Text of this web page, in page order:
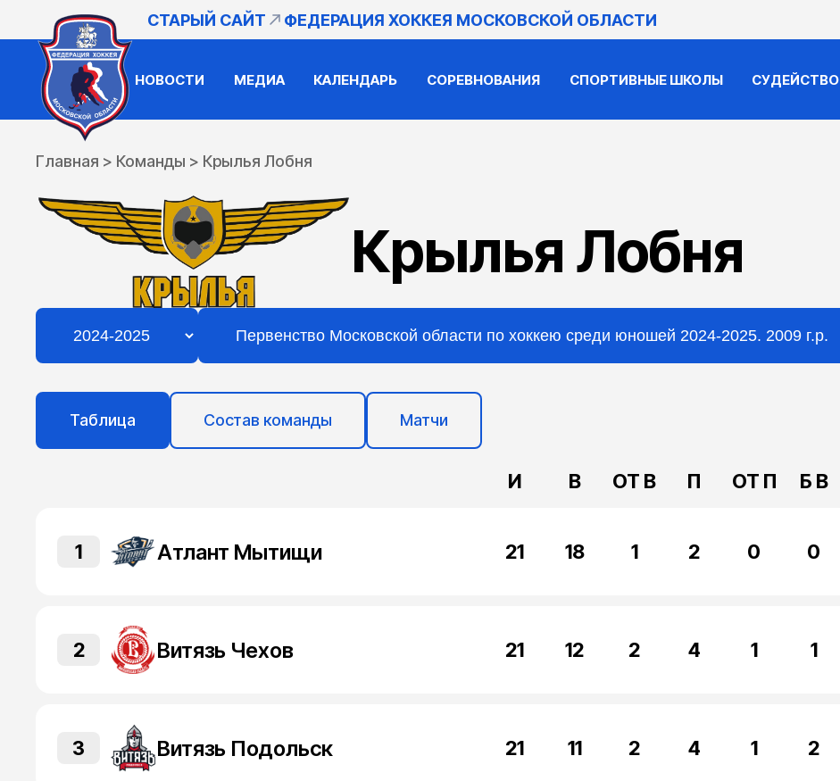
СТАРЫЙ САЙТ ФЕДЕРАЦИЯ ХОККЕЯ МОСКОВСКОЙ ОБЛАСТИ
НОВОСТИ МЕДИА КАЛЕНДАРЬ СОРЕВНОВАНИЯ СПОРТИВНЫЕ ШКОЛЫ СУДЕЙСТВО
Главная > Команды > Крылья Лобня
Крылья Лобня
Таблица Состав команды Матчи
И В ОТ В П ОТ П Б В
1 Атлант Мытищи 21 18 1 2 0 0
2 Витязь Чехов 21 12 2 4 1 1
3 Витязь Подольск 21 11 2 4 1 2